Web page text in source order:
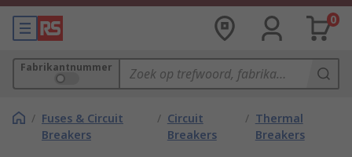
0
Fabrikantnummer
/ Fuses & Circuit
Breakers
/ Circuit
Breakers
/ Thermal
Breakers